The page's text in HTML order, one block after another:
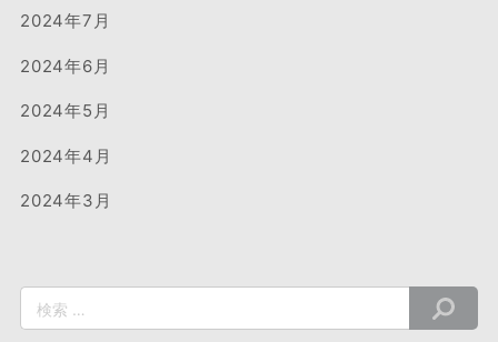
2024年7月
2024年6月
2024年5月
2024年4月
2024年3月